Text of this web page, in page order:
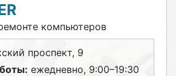
компьютеров
проспект, 9
ежедневно, 9:00–19:30